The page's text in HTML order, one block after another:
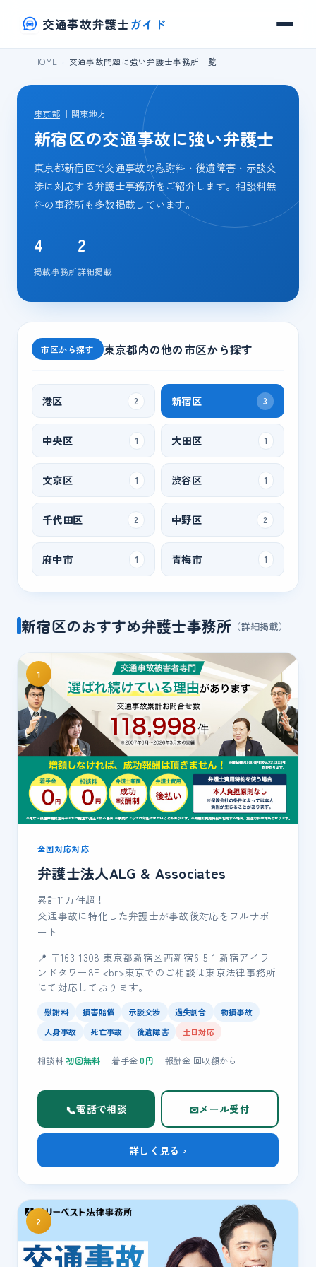
交通事故弁護士ガイド
HOME 交通事故問題に強い弁護士事務所一覧
東京都｜関東地方
新宿区の交通事故に強い弁護士
東京都新宿区で交通事故の慰謝料・後遺障害・示談交
渉に対応する弁護士事務所をご紹介します。相談料無
料の事務所も多数掲載しています。
4
掲載事務所
2
詳細掲載
市区から探す 東京都内の他の市区から探す
港区 2 新宿区 3
中央区 1 大田区 1
文京区 1 渋谷区 1
千代田区 2 中野区 2
府中市 1 青梅市 1
新宿区のおすすめ弁護士事務所 （詳細掲載）
1
全国対応対応
弁護士法人ALG & Associates
累計11万件超！
交通事故に特化した弁護士が事故後対応をフルサポ
ート
📍 〒163-1308 東京都新宿区西新宿6-5-1 新宿アイラ
ンドタワー8F <br>東京でのご相談は東京法律事務所
にて対応しております。
慰謝料 損害賠償 示談交渉 過失割合
物損事故
人身事故
死亡事故 後遺障害 土日対応
相談料初回無料 着手金0円 報酬金 回収額から
📞電話で相談 ✉メール受付
詳しく見る ›
2